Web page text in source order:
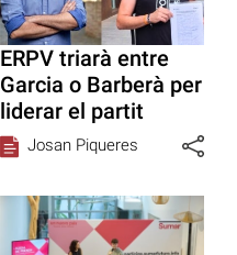
ERPV triarà entre
Garcia o Barberà per
liderar el partit
Josan Piqueres